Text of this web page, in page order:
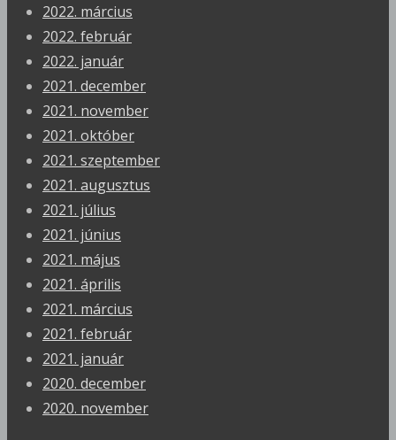
2022. március
2022. február
2022. január
2021. december
2021. november
2021. október
2021. szeptember
2021. augusztus
2021. július
2021. június
2021. május
2021. április
2021. március
2021. február
2021. január
2020. december
2020. november